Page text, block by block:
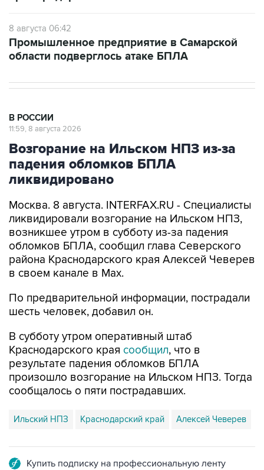
8 августа 06:42
Промышленное предприятие в Самарской
области подверглось атаке БПЛА
В РОССИИ
11:59, 8 августа 2026
Возгорание на Ильском НПЗ из-за
падения обломков БПЛА
ликвидировано
Москва. 8 августа. INTERFAX.RU - Специалисты
ликвидировали возгорание на Ильском НПЗ,
возникшее утром в субботу из-за падения
обломков БПЛА, сообщил глава Северского
района Краснодарского края Алексей Чеверев
в своем канале в Max.
По предварительной информации, пострадали
шесть человек, добавил он.
В субботу утром оперативный штаб
Краснодарского края сообщил, что в
результате падения обломков БПЛА
произошло возгорание на Ильском НПЗ. Тогда
сообщалось о пяти пострадавших.
Ильский НПЗ Краснодарский край Алексей Чеверев
Купить подписку на профессиональную ленту